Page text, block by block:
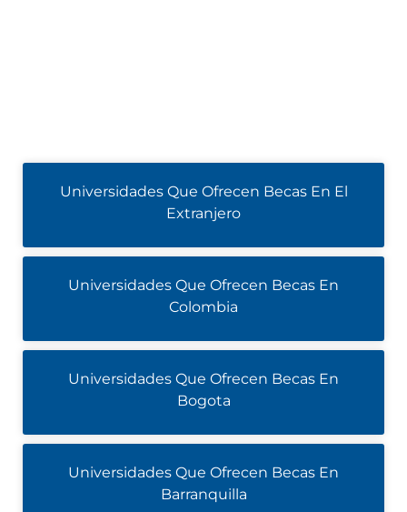
Universidades Que Ofrecen Becas En El
Extranjero
Universidades Que Ofrecen Becas En
Colombia
Universidades Que Ofrecen Becas En
Bogota
Universidades Que Ofrecen Becas En
Barranquilla